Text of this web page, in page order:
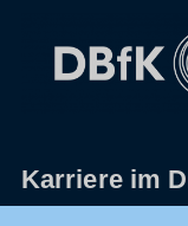
Karriere im